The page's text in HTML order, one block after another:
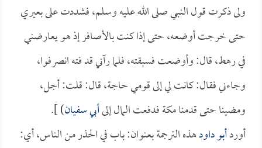
ولى ذكرت قول النبي صلى الله عليه وسلم، فشددت على بعيري
حتى خرجت أوضعه، حتى إذا كنت بالأصافر إذ هو يعارضني
في رهط، قال: وأوضعت فسبقته، فلما رآني قد فته انصرفوا،
وجاءني فقال: كانت لي إلى قومي حاجة، قال: قلت: أجل،
ومضينا حتى قدمنا مكة فدفعت المال إلىأبي سفيان) ].
أوردأبو داودهذه الترجمة بعنوان: باب في الحذر من الناس، أي: